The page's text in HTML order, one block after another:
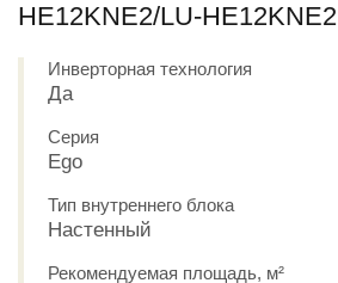
HE12KNE2/LU-HE12KNE2
Инверторная технология
Да
Серия
Ego
Тип внутреннего блока
Настенный
Рекомендуемая площадь, м²